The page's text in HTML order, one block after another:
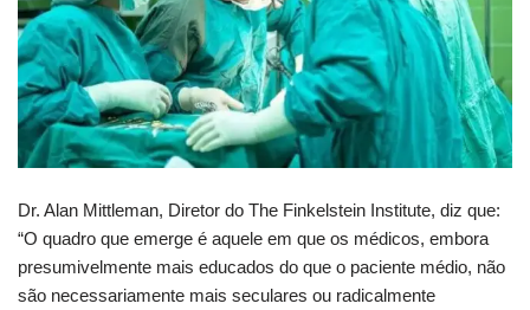
Dr. Alan Mittleman, Diretor do The Finkelstein Institute, diz que:
“O quadro que emerge é aquele em que os médicos, embora
presumivelmente mais educados do que o paciente médio, não
são necessariamente mais seculares ou radicalmente